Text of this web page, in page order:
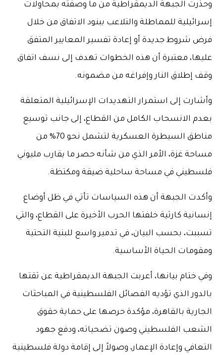
وحذرت الجبهة الديمقراطية من ما وصفته بمحاولات
إسرائيلية للمماطلة والتلاعب ببنود الاتفاق من خلال
فرض شروط جديدة أو إعادة تفسير المعايير المتفق
عليها، معتبرة أن هذه الخطوات تهدف إلى نسف اتفاق
وقف إطلاق النار وإفراغه من مضمونه.
وأشارت إلى استمرار التهديدات الإسرائيلية المتعلقة
بعدم الانسحاب الكامل من القطاع، إلى جانب توسيع
مناطق السيطرة العسكرية لتشمل نحو 70% من
مساحة غزة، الأمر الذي من شأنه حصر ما يقارب مليوني
فلسطيني في مساحة ساحلية ضيقة ومكتظة.
وأكدت الجبهة أن هذه السياسات تأتي في ظل أوضاع
إنسانية كارثية خلفتها الحرب الأخيرة على القطاع، والتي
تسببت، بحسب البيان، في تدمير واسع للبنية التحتية
ومقومات الحياة الأساسية.
وفي ختام بيانها، أعربت الجبهة الديمقراطية عن ثقتها
بالدور الذي تؤديه الفصائل الفلسطينية في المباحثات
الجارية بالقاهرة، مؤكدة حرصها على حماية حقوق
الشعب الفلسطيني وصون تضحياته، ودفع جهود
التعافي وإعادة الإعمار، وصولاً إلى إقامة دولة فلسطينية